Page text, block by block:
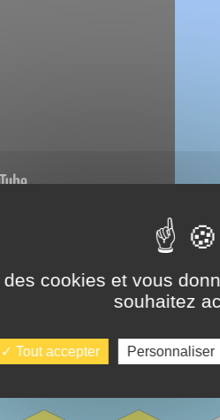
cookies et vous
souhaitez
Tout accepter Personnaliser